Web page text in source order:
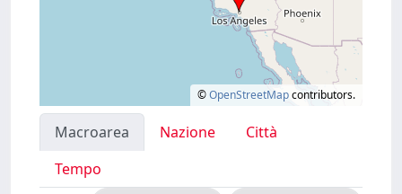
©OpenStreetMapcontributors.
Macroarea Nazione
Città
Tempo